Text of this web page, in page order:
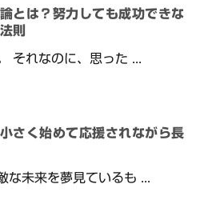
とは？努力しても成功できな
則
それなのに、思った ...
さく始めて応援されながら長
な未来を夢見ているも ...